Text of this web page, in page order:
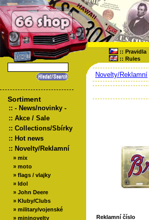
:: Pravidla
:: Rules
Sortiment
:: - News/novinky -
:: Akce / Sale
:: Collections/Sbírky
:: Hot news
:: Novelty/Reklamní
» mix
» moto
» flags / vlajky
» Idol
» John Deere
» Kluby/Clubs
» military/vojenské
» mininovelty
Novelty/Reklamní
Reklamní číslo